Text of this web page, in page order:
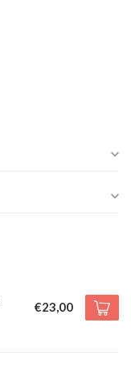
€23,00